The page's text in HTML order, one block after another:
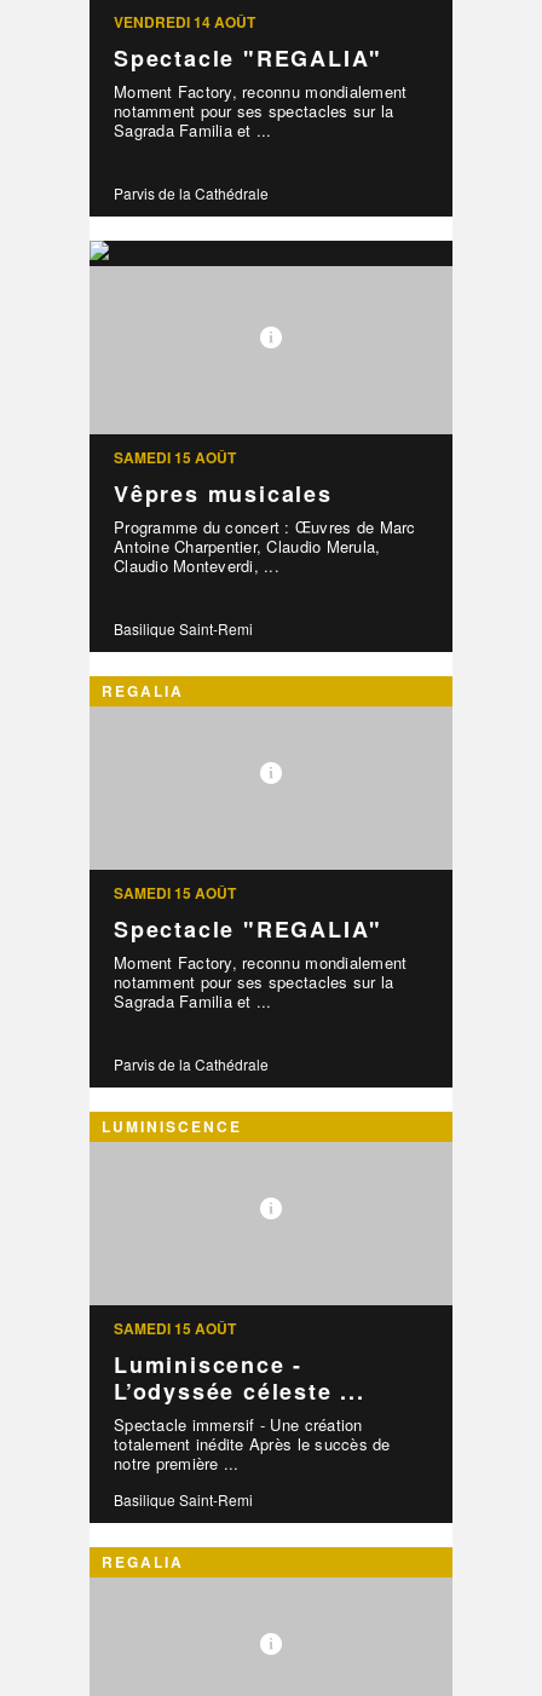
VENDREDI 14 AOÛT
Spectacle "REGALIA"
Moment Factory, reconnu mondialement
notamment pour ses spectacles sur la
Sagrada Familia et ...
Parvis de la Cathédrale
SAMEDI 15 AOÛT
Vêpres musicales
Programme du concert : Œuvres de Marc
Antoine Charpentier, Claudio Merula,
Claudio Monteverdi, ...
Basilique Saint-Remi
REGALIA
SAMEDI 15 AOÛT
Spectacle "REGALIA"
Moment Factory, reconnu mondialement
notamment pour ses spectacles sur la
Sagrada Familia et ...
Parvis de la Cathédrale
LUMINISCENCE
SAMEDI 15 AOÛT
Luminiscence -
L’odyssée céleste ...
Spectacle immersif - Une création
totalement inédite Après le succès de
notre première ...
Basilique Saint-Remi
REGALIA